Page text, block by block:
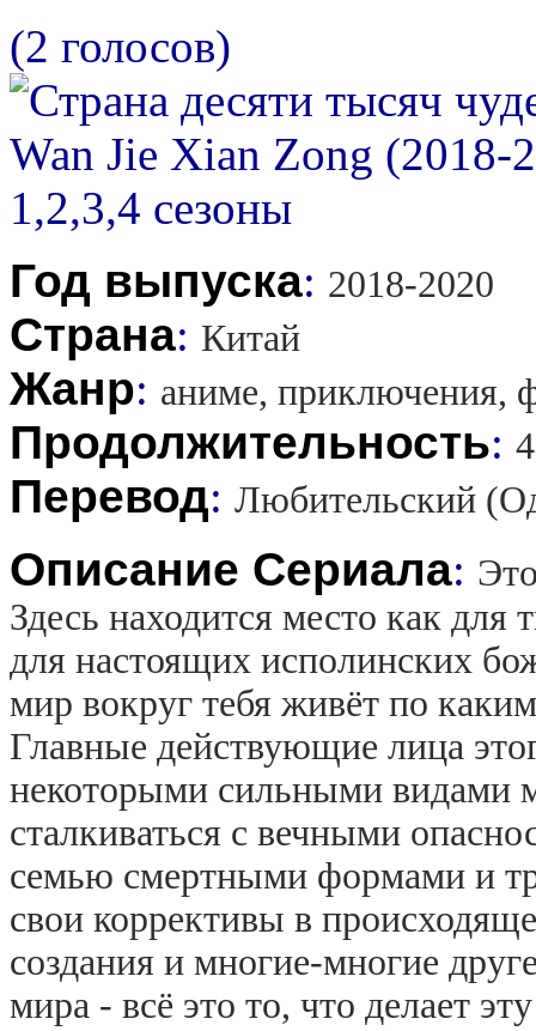
(2 голосов)
Год выпуска: 2018-2020
Страна: Китай
Жанр: аниме, приключения,
Продолжительность:
Перевод: Любительский
Описание Сериала:
Здесь находится место как
для настоящих исполинских
мир вокруг тебя живёт по
Главные действующие лица
некоторыми сильными видами
сталкиваться с вечными
семью смертными формами и
свои коррективы в
создания и многие-многие
мира - всё это то, что делает